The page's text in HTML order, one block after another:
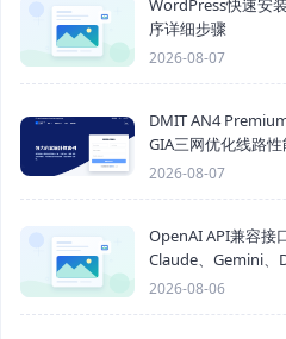
WordPress快速安
序详细步骤
2026-08-07
DMIT AN4
GIA三网优化线路
2026-08-07
OpenAI API兼容接
Claude、Gemini、
2026-08-06